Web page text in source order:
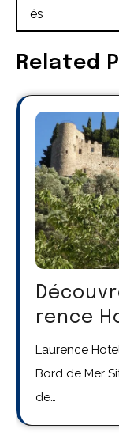
és
Related
rence
Laurence
Bord de Mer
de…